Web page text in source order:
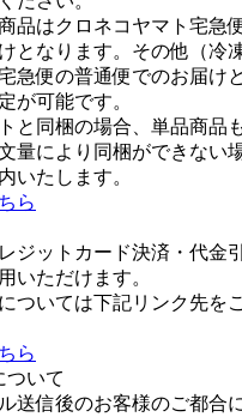
品はクロネコヤマト宅急
となります。その他（冷
急便の普通便でのお届け
が可能です。
と同梱の場合、単品商品
量により同梱ができない
いたします。
ら
ジットカード決済・代金
いただけます。
ついては下記リンク先を
ら
ついて
送信後のお客様のご都合